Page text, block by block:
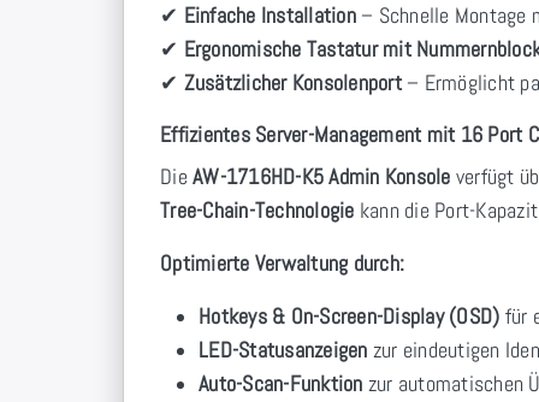
✔ Einfache Installation– Schnelle Montage
✔ Ergonomische Tastatur mit
✔ Zusätzlicher Konsolenport– Ermöglicht
Effizientes Server-Management mit 16 Port
Die AW-1716HD-K5 Admin Konsole verfügt
Tree-Chain-Technologie kann die Port-
Optimierte Verwaltung durch:
Hotkeys & On-Screen-Display (OSD) für
LED-Statusanzeigen zur eindeutigen
Auto-Scan-Funktion zur automatischen